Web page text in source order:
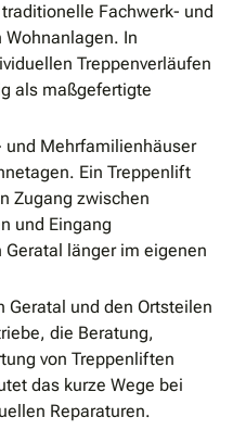
Fachwerk- und
In
Treppenverläufen
als maßgefertigte
und Mehrfamilienhäuser
Ein Treppenlift
Zugang zwischen
und Eingang
länger im eigenen
Geratal und den Ortsteilen
die Beratung,
von Treppenliften
das kurze Wege bei
Reparaturen.